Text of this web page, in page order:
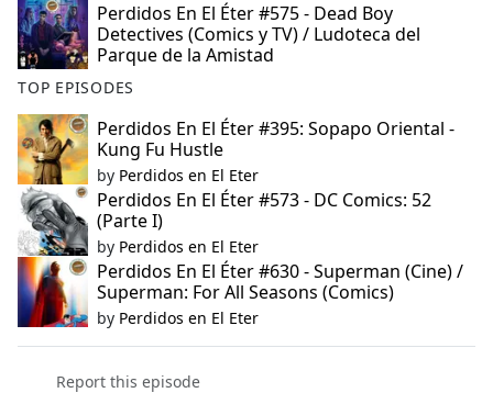
Perdidos En El Éter #575 - Dead Boy
Detectives (Comics y TV) / Ludoteca del
Parque de la Amistad
TOP EPISODES
Perdidos En El Éter #395: Sopapo Oriental -
Kung Fu Hustle
by Perdidos en El Eter
Perdidos En El Éter #573 - DC Comics: 52
(Parte I)
by Perdidos en El Eter
Perdidos En El Éter #630 - Superman (Cine) /
Superman: For All Seasons (Comics)
by Perdidos en El Eter
Report this episode